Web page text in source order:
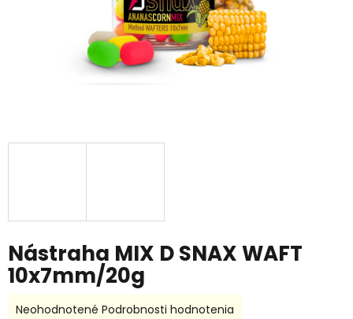
Nástraha MIX D SNAX WAFT
10x7mm/20g
Priemerné
Neohodnotené Podrobnosti hodnotenia